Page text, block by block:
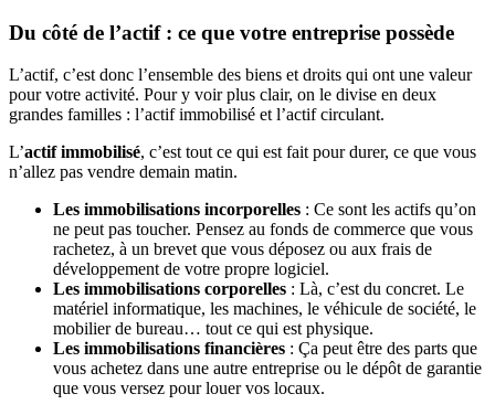
Du côté de l’actif : ce que votre entreprise possède
L’actif, c’est donc l’ensemble des biens et droits qui ont une valeur
pour votre activité. Pour y voir plus clair, on le divise en deux
grandes familles : l’actif immobilisé et l’actif circulant.
L’actif immobilisé, c’est tout ce qui est fait pour durer, ce que vous
n’allez pas vendre demain matin.
Les immobilisations incorporelles : Ce sont les actifs qu’on
ne peut pas toucher. Pensez au fonds de commerce que vous
rachetez, à un brevet que vous déposez ou aux frais de
développement de votre propre logiciel.
Les immobilisations corporelles : Là, c’est du concret. Le
matériel informatique, les machines, le véhicule de société, le
mobilier de bureau… tout ce qui est physique.
Les immobilisations financières : Ça peut être des parts que
vous achetez dans une autre entreprise ou le dépôt de garantie
que vous versez pour louer vos locaux.